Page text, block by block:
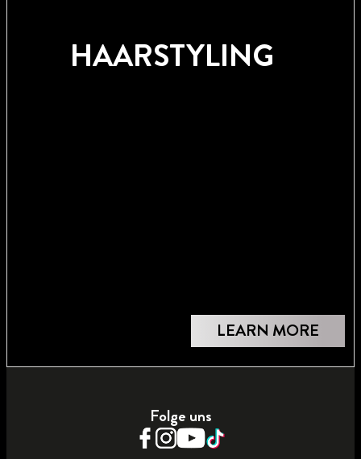
HAARSTYLING
LEARN MORE
Folge uns